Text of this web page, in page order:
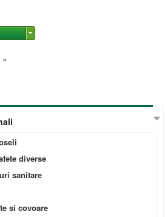
»
diverse
sanitare
si covoare